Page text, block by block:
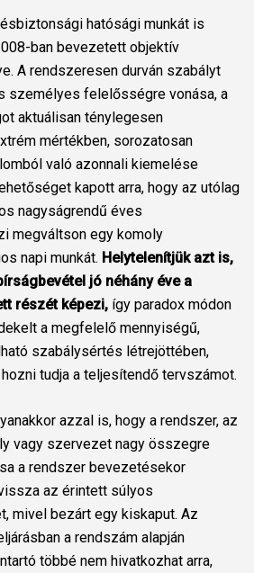
hatósági munkát is
ban bevezetett objektív
A rendszeresen durván szabályt
személyes felelősségre vonása, a
aktuálisan ténylegesen
mértékben, sorozatosan
való azonnali kiemelése
kapott arra, hogy az utólag
nagyságrendű éves
megváltson egy komoly
napi munkát. Helytelenítjük azt is,
jó néhány éve a
részét képezi, így paradox módon
a megfelelő mennyiségű,
szabálysértés létrejöttében,
tudja a teljesítendő tervszámot.
azzal is, hogy a rendszer, az
vagy szervezet nagy összegre
a rendszer bevezetésekor
az érintett súlyos
mivel bezárt egy kiskaput. Az
a rendszám alapján
többé nem hivatkozhat arra,